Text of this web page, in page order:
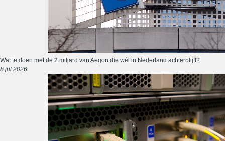
Wat te doen met de 2 miljard van Aegon die wél in Nederland achterblijft?
8 jul 2026